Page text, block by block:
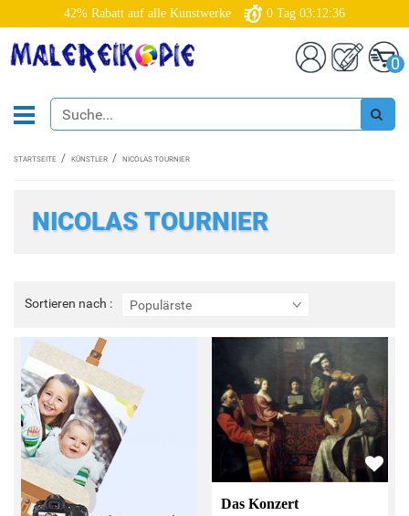
42% Rabatt auf alle Kunstwerke 0 Tag 03:12:36
0
STARTSEITE KÜNSTLER NICOLAS TOURNIER
NICOLAS TOURNIER
Sortieren nach : Populärste
Sortieren
nach
Das Konzert